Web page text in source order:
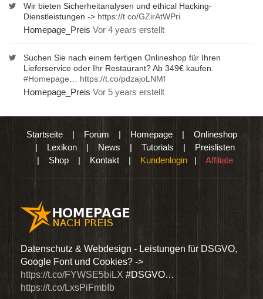
Wir bieten Sicherheitanalysen und ethical Hacking-
Dienstleistungen -> https://t.co/GZirAtWPri
Homepage_Preis Vor 4 years erstellt
Suchen Sie nach einem fertigen Onlineshop für Ihren
Lieferservice oder Ihr Restaurant? Ab 349€ kaufen.
#Homepage
https://t.co/pdzajoLNMf
Homepage_Preis Vor 5 years erstellt
Startseite| Forum | Homepage| Onlineshop
| Lexikon |News | Tutorials | Preislisten
| Shop | Kontakt | Kundenlogin | Affiliate
Datenschutz & Webdesign - Leistungen für DSGVO,
Google Font und Cookies? ->
https://t.co/FYWSE5biLX #DSGVO…
https://t.co/LxsPiFmbIb